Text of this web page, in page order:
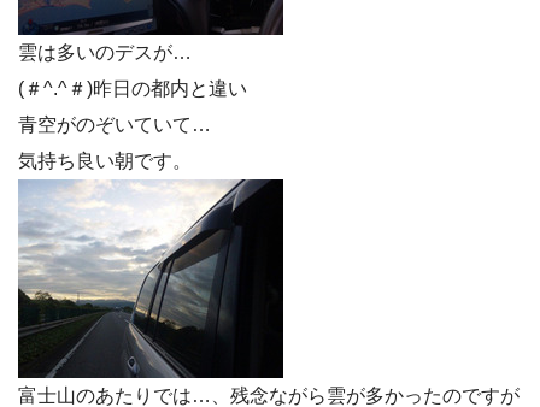
雲は多いのデスが…
(＃^.^＃)昨日の都内と違い
青空がのぞいていて…
気持ち良い朝です。
富士山のあたりでは…、残念ながら雲が多かったのですが